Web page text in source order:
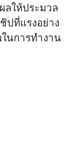
ลให้ประมวล
ปที่แรงอย่าง
นการทำงาน